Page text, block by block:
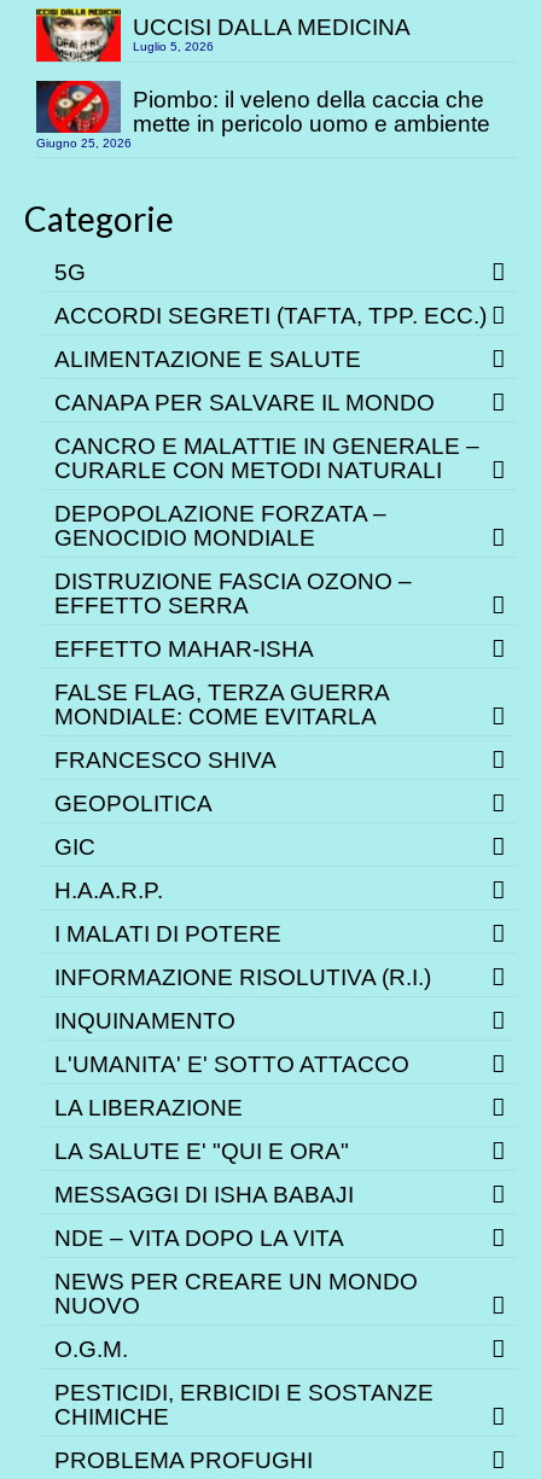
UCCISI DALLA MEDICINA
Luglio 5, 2026
Piombo: il veleno della caccia che
mette in pericolo uomo e ambiente
Giugno 25, 2026
Categorie
5G
ACCORDI SEGRETI (TAFTA, TPP. ECC.)
ALIMENTAZIONE E SALUTE
CANAPA PER SALVARE IL MONDO
CANCRO E MALATTIE IN GENERALE –
CURARLE CON METODI NATURALI
DEPOPOLAZIONE FORZATA –
GENOCIDIO MONDIALE
DISTRUZIONE FASCIA OZONO –
EFFETTO SERRA
EFFETTO MAHAR-ISHA
FALSE FLAG, TERZA GUERRA
MONDIALE: COME EVITARLA
FRANCESCO SHIVA
GEOPOLITICA
GIC
H.A.A.R.P.
I MALATI DI POTERE
INFORMAZIONE RISOLUTIVA (R.I.)
INQUINAMENTO
L'UMANITA' E' SOTTO ATTACCO
LA LIBERAZIONE
LA SALUTE E' "QUI E ORA"
MESSAGGI DI ISHA BABAJI
NDE – VITA DOPO LA VITA
NEWS PER CREARE UN MONDO
NUOVO
O.G.M.
PESTICIDI, ERBICIDI E SOSTANZE
CHIMICHE
PROBLEMA PROFUGHI